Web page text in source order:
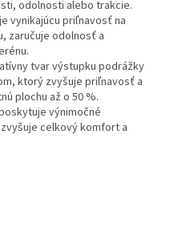
odolnosti alebo trakcie.
vynikajúcu priľnavosť na
zaručuje odolnosť a
tvar výstupku podrážky
ktorý zvyšuje priľnavosť a
plochu až o 50 %.
výnimočné
celkový komfort a